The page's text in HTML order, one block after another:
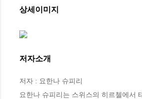
상세이미지
저자소개
저자 : 요한나 슈피리
요한나 슈피리는 스위스의 히르첼에서